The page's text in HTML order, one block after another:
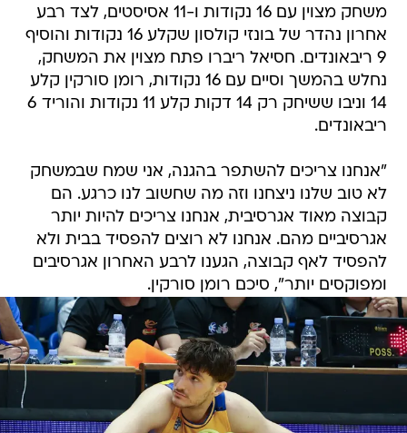
משחק מצוין עם 16 נקודות ו-11 אסיסטים, לצד רבע
אחרון נהדר של בונזי קולסון שקלע 16 נקודות והוסיף
9 ריבאונדים. חסיאל ריברו פתח מצוין את המשחק,
נחלש בהמשך וסיים עם 16 נקודות, רומן סורקין קלע
14 וניבו ששיחק רק 14 דקות קלע 11 נקודות והוריד 6
ריבאונדים.
"אנחנו צריכים להשתפר בהגנה, אני שמח שבמשחק
לא טוב שלנו ניצחנו וזה מה שחשוב לנו כרגע. הם
קבוצה מאוד אגרסיבית, אנחנו צריכים להיות יותר
אגרסיביים מהם. אנחנו לא רוצים להפסיד בבית ולא
להפסיד לאף קבוצה, הגענו לרבע האחרון אגרסיבים
ומפוקסים יותר", סיכם רומן סורקין.